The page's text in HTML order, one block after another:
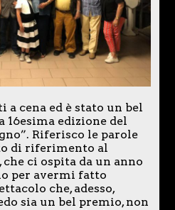
cena ed è stato un bel
16esima edizione del
Riferisco le parole
di riferimento al
ci ospita da un anno
per avermi fatto
che, adesso,
sia un bel premio, non